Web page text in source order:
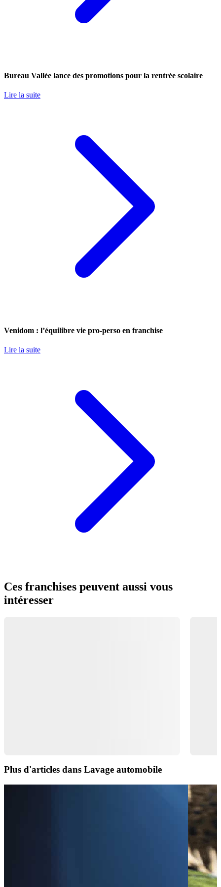
Bureau Vallée lance des promotions pour la rentrée scolaire
Lire la suite
Venidom : l’équilibre vie pro-perso en franchise
Lire la suite
Ces franchises peuvent aussi vous
intéresser
Plus d'articles dans Lavage automobile